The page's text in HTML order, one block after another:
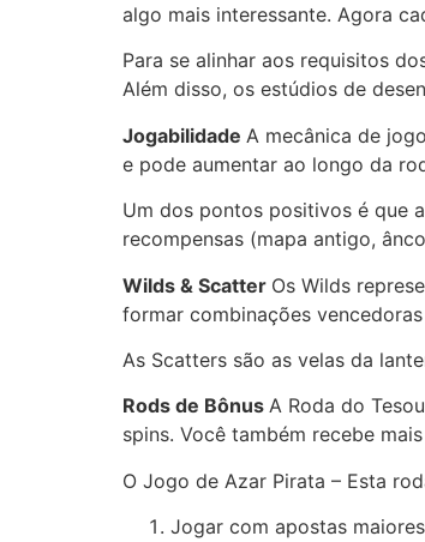
algo mais interessante. Agora
Para se alinhar aos requisitos
Além disso, os estúdios de
Jogabilidade A mecânica de
e pode aumentar ao longo da
Um dos pontos positivos é que
recompensas (mapa antigo,
Wilds & Scatter Os Wilds
formar combinações
As Scatters são as velas da
Rods de Bônus A Roda do
spins. Você também recebe
O Jogo de Azar Pirata – Esta
Jogar com apostas